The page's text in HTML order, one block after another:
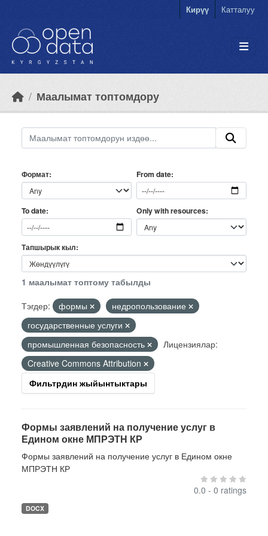
Кирүү Катталуу
Маалымат топтомдору
Формат From date
To date Only with resources
Тапшырык кыл
1 маалымат топтому табылды
Тэгдер:
формы
недропользование
государственные услуги
промышленная безопасность
Лицензиялар:
Creative Commons Attribution
Фильтрдин жыйынтыктары
Формы заявлений на получение услуг в
Едином окне МПРЭТН КР
Формы заявлений на получение услуг в Едином окне
МПРЭТН КР
0.0 - 0 ratings
DOCX